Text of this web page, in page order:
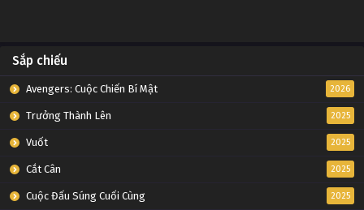
Sắp chiếu
Avengers: Cuộc Chiến Bí Mật 2026
Trưởng Thành Lên 2025
Vuốt 2025
Cắt Cân 2025
Cuộc Đấu Súng Cuối Cùng 2025